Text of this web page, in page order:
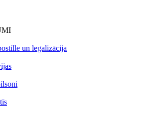
un legalizācija